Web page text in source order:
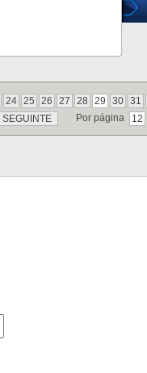
24 25 26 27 28 29 30 31
SEGUINTE Por página 12